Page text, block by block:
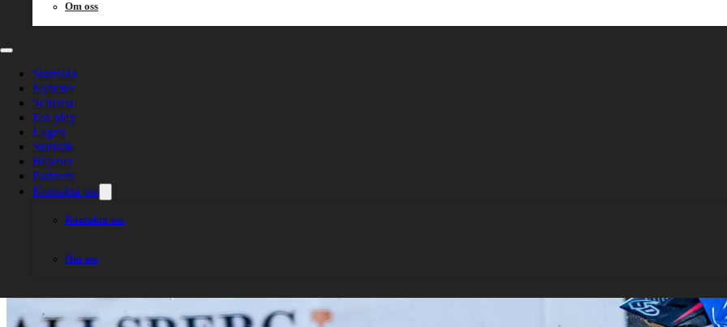
Om oss
Startsida
Nyheter
Schema
Ess play
Lagen
Statistik
Biljetter
Partners
Kontakta oss
Kontakta oss
Om oss
Laguppställningar för omgång 5